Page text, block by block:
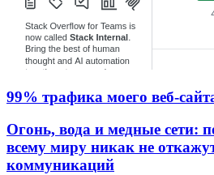
99% трафика моего
Огонь, вода и медные сети:
всему миру никак не
коммуникаций